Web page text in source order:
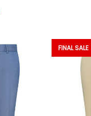
FINAL SALE